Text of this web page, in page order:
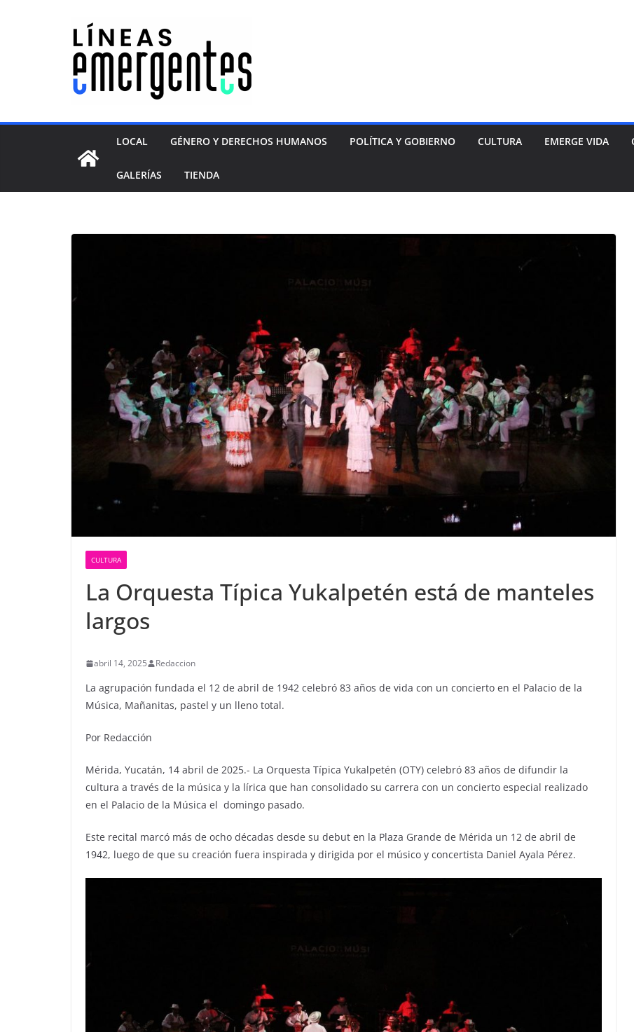
LOCAL GÉNERO Y DERECHOS HUMANOS POLÍTICA Y GOBIERNO CULTURA EMERGE VIDA
GALERÍAS TIENDA
CULTURA
La Orquesta Típica Yukalpetén está de manteles
largos
abril 14, 2025 Redaccion
La agrupación fundada el 12 de abril de 1942 celebró 83 años de vida con un concierto en el Palacio de la
Música, Mañanitas, pastel y un lleno total.
Por Redacción
Mérida, Yucatán, 14 abril de 2025.- La Orquesta Típica Yukalpetén (OTY) celebró 83 años de difundir la
cultura a través de la música y la lírica que han consolidado su carrera con un concierto especial realizado
en el Palacio de la Música el domingo pasado.
Este recital marcó más de ocho décadas desde su debut en la Plaza Grande de Mérida un 12 de abril de
1942, luego de que su creación fuera inspirada y dirigida por el músico y concertista Daniel Ayala Pérez.